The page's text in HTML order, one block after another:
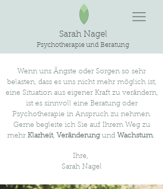
Sarah Nagel
Psychotherapie und Beratung
Wenn uns Ängste oder Sorgen so sehr
belasten, dass es uns nicht mehr möglich ist,
eine Situation aus eigener Kraft zu verändern,
ist es sinnvoll eine Beratung oder
Psychotherapie in Anspruch zu nehmen.
Gerne begleite ich Sie auf Ihrem Weg zu
mehr Klarheit, Veränderung und Wachstum.
Ihre,
Sarah Nagel